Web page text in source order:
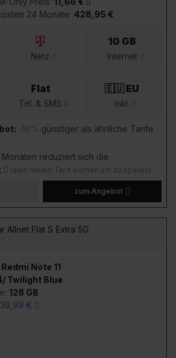
24 Monate: 428,95 €
Netz
10 GB
Internet
Flat
Tel. & SMS
🇪🇺 EU
inkl.
-16% günstiger als ähnliche Tarife
Monaten reduziert sich die
(also neuen Tarif suchen um zu sparen)
zum Angebot
Allnet Flat S Extra 5G
Note 11
Twilight Blue
128 GB
€